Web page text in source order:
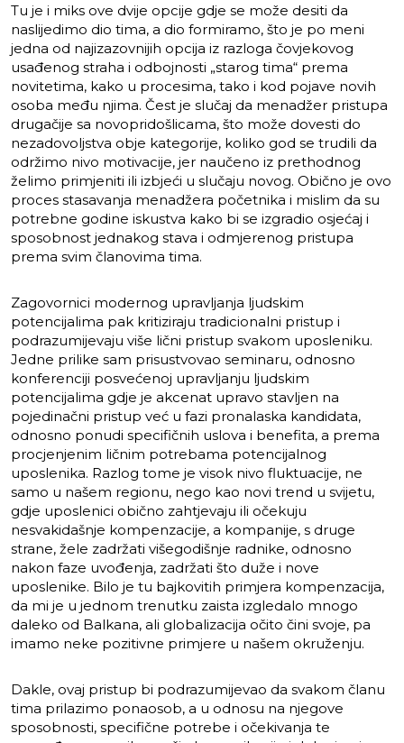
Tu je i miks ove dvije opcije gdje se može desiti da
naslijedimo dio tima, a dio formiramo, što je po meni
jedna od najizazovnijih opcija iz razloga čovjekovog
usađenog straha i odbojnosti „starog tima“ prema
novitetima, kako u procesima, tako i kod pojave novih
osoba među njima. Čest je slučaj da menadžer pristupa
drugačije sa novopridošlicama, što može dovesti do
nezadovoljstva obje kategorije, koliko god se trudili da
održimo nivo motivacije, jer naučeno iz prethodnog
želimo primjeniti ili izbjeći u slučaju novog. Obično je ovo
proces stasavanja menadžera početnika i mislim da su
potrebne godine iskustva kako bi se izgradio osjećaj i
sposobnost jednakog stava i odmjerenog pristupa
prema svim članovima tima.
Zagovornici modernog upravljanja ljudskim
potencijalima pak kritiziraju tradicionalni pristup i
podrazumijevaju više lični pristup svakom uposleniku.
Jedne prilike sam prisustvovao seminaru, odnosno
konferenciji posvećenoj upravljanju ljudskim
potencijalima gdje je akcenat upravo stavljen na
pojedinačni pristup već u fazi pronalaska kandidata,
odnosno ponudi specifičnih uslova i benefita, a prema
procjenjenim ličnim potrebama potencijalnog
uposlenika. Razlog tome je visok nivo fluktuacije, ne
samo u našem regionu, nego kao novi trend u svijetu,
gdje uposlenici obično zahtjevaju ili očekuju
nesvakidašnje kompenzacije, a kompanije, s druge
strane, žele zadržati višegodišnje radnike, odnosno
nakon faze uvođenja, zadržati što duže i nove
uposlenike. Bilo je tu bajkovitih primjera kompenzacija,
da mi je u jednom trenutku zaista izgledalo mnogo
daleko od Balkana, ali globalizacija očito čini svoje, pa
imamo neke pozitivne primjere u našem okruženju.
Dakle, ovaj pristup bi podrazumijevao da svakom članu
tima prilazimo ponaosob, a u odnosu na njegove
sposobnosti, specifične potrebe i očekivanja te